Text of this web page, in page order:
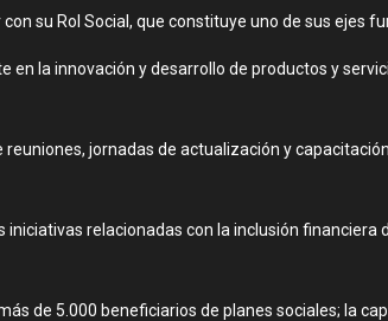
su Rol Social, que constituye uno de sus ejes
la innovación y desarrollo de productos y
jornadas de actualización y
relacionadas con la inclusión
de 5.000 beneficiarios de planes sociales; la